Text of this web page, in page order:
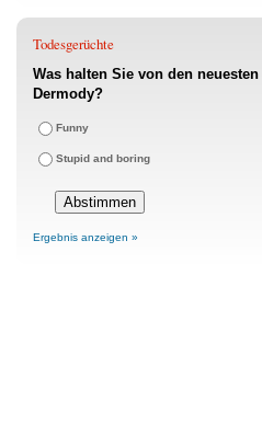
Todesgerüchte
Was halten Sie von den
Dermody?
Funny
Stupid and boring
Ergebnis anzeigen »